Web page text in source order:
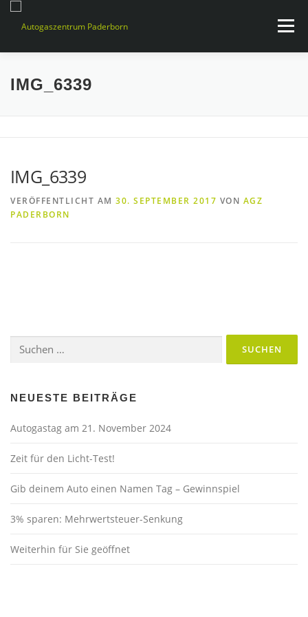
springen
Menü
WARUM AUTOGAS?
IMG_6339
IMG_6339
VERÖFFENTLICHT AM 30. SEPTEMBER 2017 VON AGZ
PADERBORN
nach:
NEUESTE BEITRÄGE
Autogastag am 21. November 2024
Zeit für den Licht-Test!
Gib deinem Auto einen Namen Tag – Gewinnspiel
3% sparen: Mehrwertsteuer-Senkung
Weiterhin für Sie geöffnet